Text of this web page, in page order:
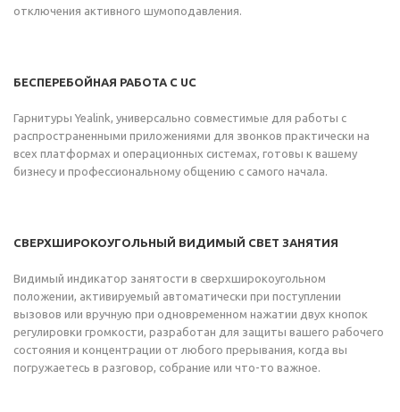
отключения активного шумоподавления.
БЕСПЕРЕБОЙНАЯ РАБОТА С UC
Гарнитуры Yealink, универсально совместимые для работы с
распространенными приложениями для звонков практически на
всех платформах и операционных системах, готовы к вашему
бизнесу и профессиональному общению с самого начала.
СВЕРХШИРОКОУГОЛЬНЫЙ ВИДИМЫЙ СВЕТ ЗАНЯТИЯ
Видимый индикатор занятости в сверхширокоугольном
положении, активируемый автоматически при поступлении
вызовов или вручную при одновременном нажатии двух кнопок
регулировки громкости, разработан для защиты вашего рабочего
состояния и концентрации от любого прерывания, когда вы
погружаетесь в разговор, собрание или что-то важное.